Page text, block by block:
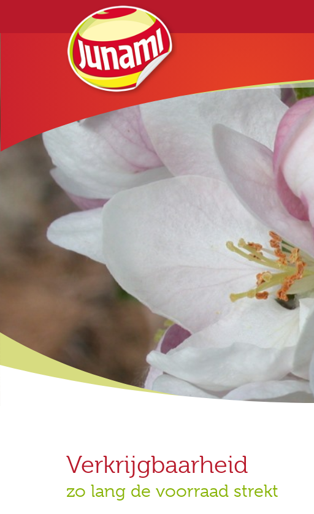
Verkrijgbaarheid
zo lang de voorraad strekt